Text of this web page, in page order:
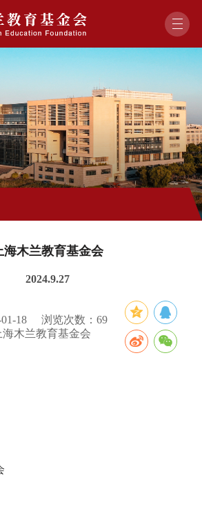
海木兰教育基金会
2024.9.27
18 浏览次数： 69
木兰教育基金会